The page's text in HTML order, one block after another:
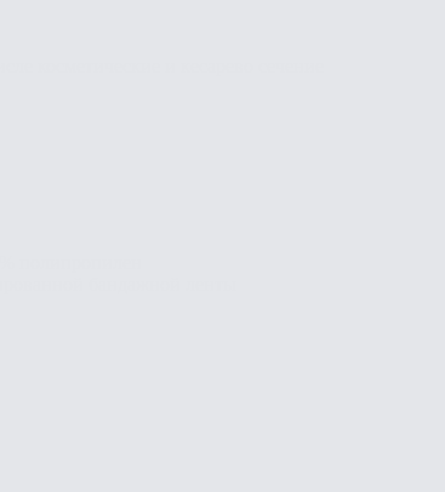
косметические и кесарево сечение
полипропилен
бандажной ленты